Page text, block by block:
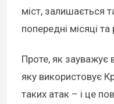
міст, залишається
попередні місяці та
Проте, як зауважує
яку використовує
таких атак – і це